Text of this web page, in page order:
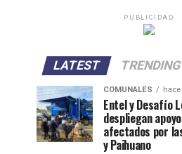
PUBLICIDAD
LATEST TRENDING
COMUNALES
Entel y Desafío
despliegan
afectados por
y Paihuano